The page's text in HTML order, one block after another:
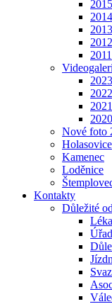
2015
2014
2013
2012
2011
2023
2022
2021
Nové foto
Holasovice
Kamenec
Loděnice
Kontakty
Důležité